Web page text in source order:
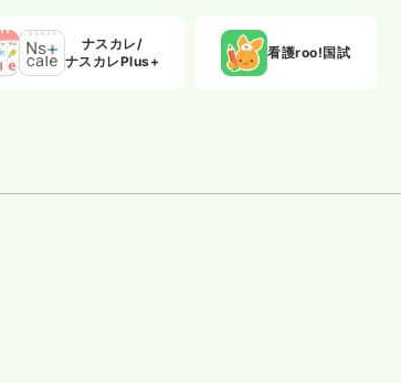
ナスカレ/
ナスカレPlus+
看護roo!国試